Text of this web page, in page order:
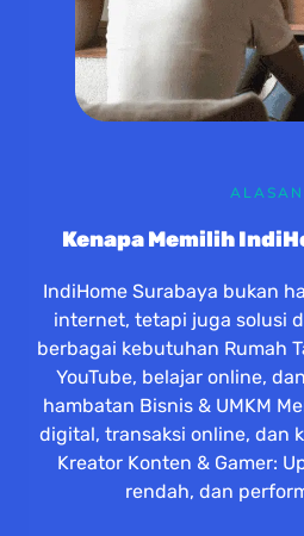
ALASAN
Kenapa Memilih
IndiHome Surabaya bukan
internet, tetapi juga solusi
berbagai kebutuhan Rumah
YouTube, belajar online,
hambatan Bisnis & UMKM
digital, transaksi online, dan
Kreator Konten & Gamer:
rendah, dan